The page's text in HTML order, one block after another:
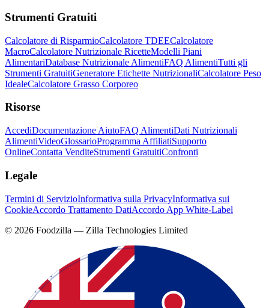
Strumenti Gratuiti
Calcolatore di RisparmioCalcolatore TDEECalcolatore
MacroCalcolatore Nutrizionale RicetteModelli Piani
AlimentariDatabase Nutrizionale AlimentiFAQ AlimentiTutti gli
Strumenti GratuitiGeneratore Etichette NutrizionaliCalcolatore Peso
IdealeCalcolatore Grasso Corporeo
Risorse
AccediDocumentazione AiutoFAQ AlimentiDati Nutrizionali
AlimentiVideoGlossarioProgramma AffiliatiSupporto
OnlineContatta VenditeStrumenti GratuitiConfronti
Legale
Termini di ServizioInformativa sulla PrivacyInformativa sui
CookieAccordo Trattamento DatiAccordo App White-Label
© 2026 Foodzilla — Zilla Technologies Limited